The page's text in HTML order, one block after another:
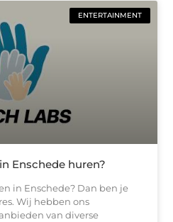
ENTERTAINMENT
Enschede huren?
in Enschede? Dan ben je
Wij hebben ons
van diverse